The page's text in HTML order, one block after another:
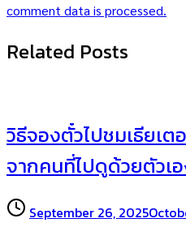
comment data is processed.
Related Posts
วิธีจองตั๋วไปชมเธียเ
จากคนที่ไปดูด้วยตัวเ
September 26, 2025